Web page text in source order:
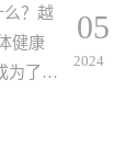
么？越
健康
为了很
工
05
2024